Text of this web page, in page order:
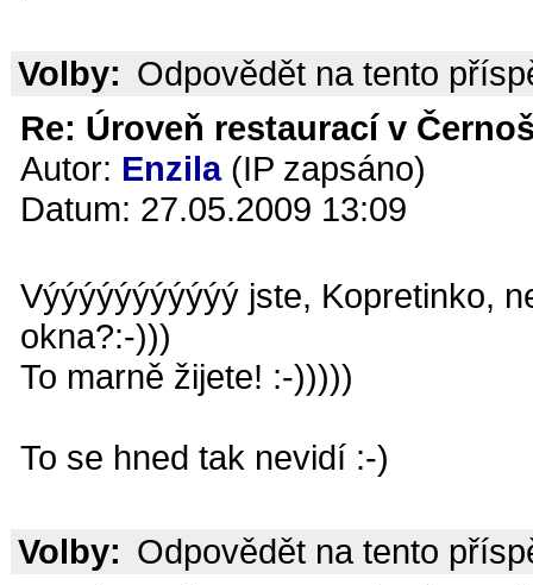
Volby: Odpovědět na tento
Re: Úroveň restaurací v
Autor: Enzila(IP zapsáno)
Datum: 27.05.2009 13:09
Výýýýýýýýýýý jste, Kopretinko,
okna?:-)))
To marně žijete! :-)))))
To se hned tak nevidí :-)
Volby: Odpovědět na tento